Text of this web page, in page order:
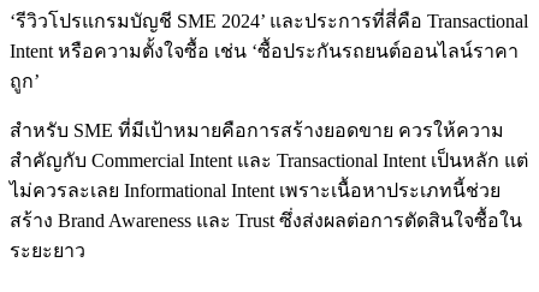
‘รีวิวโปรแกรมบัญชี SME 2024’ และประการที่สี่คือ Transactional
Intent หรือความตั้งใจซื้อ เช่น ‘ซื้อประกันรถยนต์ออนไลน์ราคา
ถูก’
สำหรับ SME ที่มีเป้าหมายคือการสร้างยอดขาย ควรให้ความ
สำคัญกับ Commercial Intent และ Transactional Intent เป็นหลัก แต่
ไม่ควรละเลย Informational Intent เพราะเนื้อหาประเภทนี้ช่วย
สร้าง Brand Awareness และ Trust ซึ่งส่งผลต่อการตัดสินใจซื้อใน
ระยะยาว